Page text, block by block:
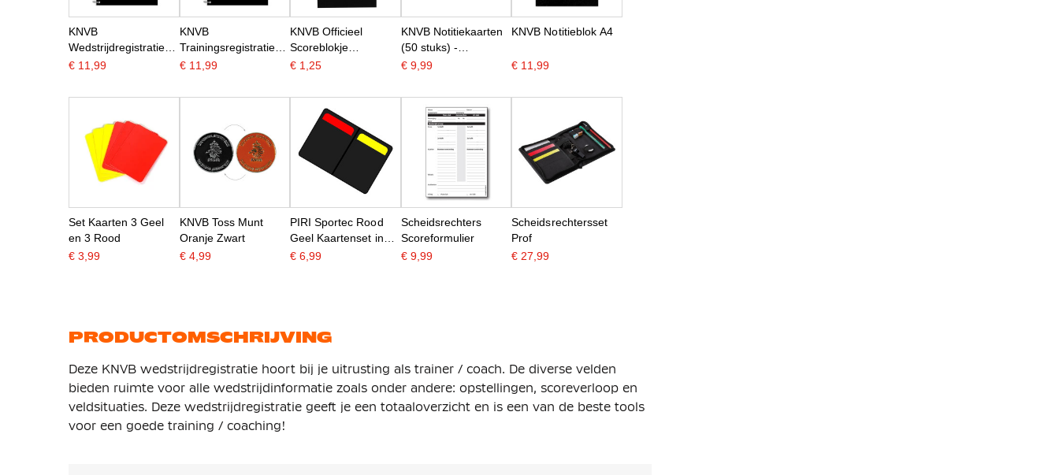
KNVB
Wedstrijdregistratie
A5 Voetbal
€ 11,99
KNVB
Trainingsregistratie
A5
€ 11,99
KNVB Officieel
Scoreblokje
Veldvoetbal
€ 1,25
KNVB Notitiekaarten
(50 stuks) -
KNVBshop.nl
€ 9,99
KNVB Notitieblok A4
€ 11,99
Set Kaarten 3 Geel
en 3 Rood
€ 3,99
KNVB Toss Munt
Oranje Zwart
€ 4,99
PIRI Sportec Rood
Geel Kaartenset in
mapje
€ 6,99
Scheidsrechters
Scoreformulier
€ 9,99
Scheidsrechtersset
Prof
€ 27,99
PRODUCTOMSCHRIJVING
Deze KNVB wedstrijdregistratie hoort bij je uitrusting als trainer / coach. De diverse velden
bieden ruimte voor alle wedstrijdinformatie zoals onder andere: opstellingen, scoreverloop en
veldsituaties. Deze wedstrijdregistratie geeft je een totaaloverzicht en is een van de beste tools
voor een goede training / coaching!